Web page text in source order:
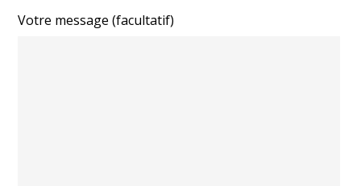
Votre message (facultatif)